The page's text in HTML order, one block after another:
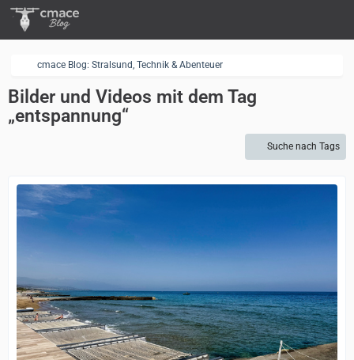
cmace Blog: Stralsund, Technik & Abenteuer
Bilder und Videos mit dem Tag
„entspannung“
Suche nach Tags